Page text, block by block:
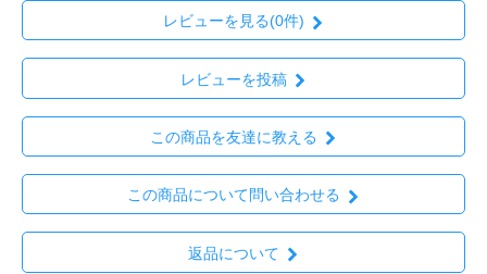
レビューを見る(0件)
レビューを投稿
この商品を友達に教える
この商品について問い合わせる
返品について